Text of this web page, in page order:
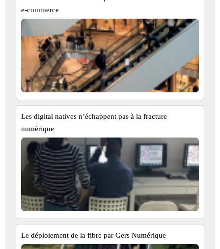
e-commerce
Les digital natives n’échappent pas à la fracture
numérique
Le déploiement de la fibre par Gers Numérique